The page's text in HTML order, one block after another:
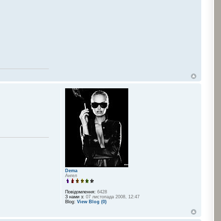
Dema
Ангел
Повідомлення: 6428
З нами з: 07 листопада 2008, 12:47
Blog: View Blog (0)